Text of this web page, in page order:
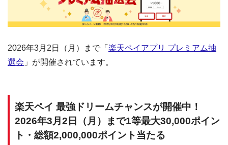
2026年3月2日（月）まで「 楽天ペイアプリ プレミアム抽
選会 」が開催されています。
楽天ペイ 最強ドリームチャンスが開催中！
2026年3月2日（月）まで1等最大30,000ポイン
ト・総額2,000,000ポイント当たる